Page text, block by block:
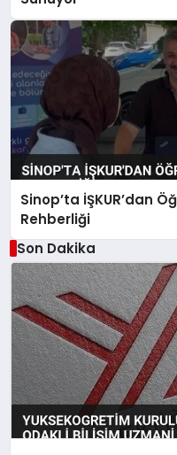
Sinop’ta İŞKUR’dan
Rehberliği
Son Dakika